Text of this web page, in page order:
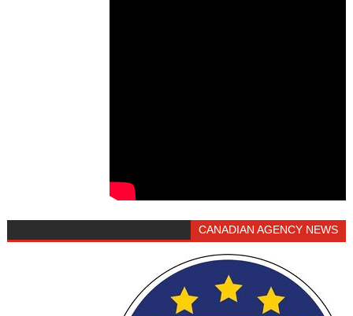
CANADIAN AGENCY NEWS